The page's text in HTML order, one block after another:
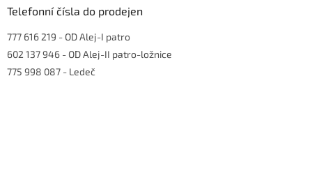
Telefonní čísla do prodejen
777 616 219 - OD Alej-I patro
602 137 946 - OD Alej-II patro-ložnice
775 998 087 - Ledeč